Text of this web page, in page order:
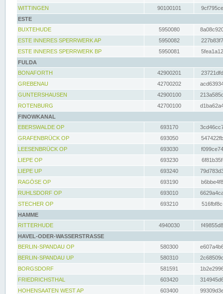
WITTINGEN
90100101
ESTE
BUXTEHUDE
5950080
ESTE INNERES SPERRWERK AP
5950082
ESTE INNERES SPERRWERK BP
5950081
FULDA
BONAFORTH
42900201
GREBENAU
42700202
GUNTERSHAUSEN
42900100
ROTENBURG
42700100
FINOWKANAL
EBERSWALDE OP
693170
GRAFENBRÜCK OP
693050
LEESENBRÜCK OP
693030
LIEPE OP
693230
LIEPE UP
693240
RAGÖSE OP
693190
RUHLSDORF OP
693010
STECHER OP
693210
HAMME
RITTERHUDE
4940030
HAVEL-ODER-WASSERSTRASSE
BERLIN-SPANDAU OP
580300
BERLIN-SPANDAU UP
580310
BORGSDORF
581591
FRIEDRICHSTHAL
603420
HOHENSAATEN WEST AP
603400